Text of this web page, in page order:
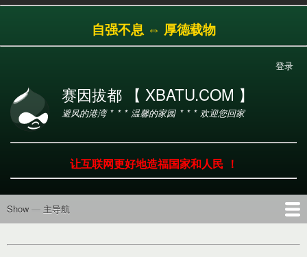
转
到
内
容
自强不息 ⇔ 厚德载物
户
登录
赛因拔都 【 XBATU.COM 】
避风的港湾 * * * 温馨的家园 * * * 欢迎您回家
让互联网更好地造福国家和人民 ！
主
航
Show — 主导航